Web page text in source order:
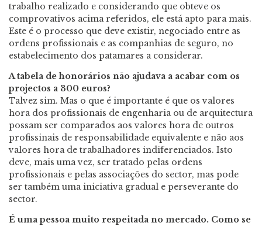
trabalho realizado e considerando que obteve os
comprovativos acima referidos, ele está apto para mais.
Este é o processo que deve existir, negociado entre as
ordens profissionais e as companhias de seguro, no
estabelecimento dos patamares a considerar.
A tabela de honorários não ajudava a acabar com os
projectos a 300 euros?
Talvez sim. Mas o que é importante é que os valores
hora dos profissionais de engenharia ou de arquitectura
possam ser comparados aos valores hora de outros
profissinais de responsabilidade equivalente e não aos
valores hora de trabalhadores indiferenciados. Isto
deve, mais uma vez, ser tratado pelas ordens
profissionais e pelas associações do sector, mas pode
ser também uma iniciativa gradual e perseverante do
sector.
É uma pessoa muito respeitada no mercado. Como se